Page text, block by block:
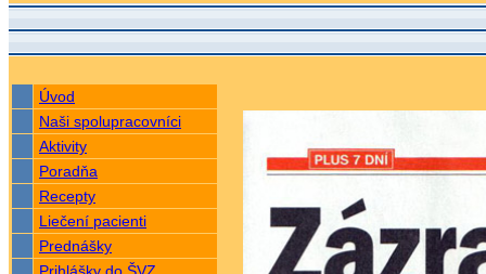
Úvod
Naši spolupracovníci
Aktivity
Poradňa
Recepty
Liečení pacienti
Prednášky